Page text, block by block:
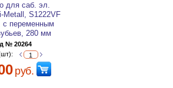
для саб. эл.
Metall, S1222VF
с переменным
280 мм
№ 20264
руб.